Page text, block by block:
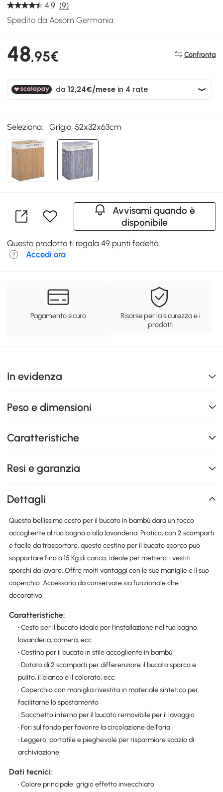
4.9 (9)
Spedito da Aosom Germania
48,95€ Confronta
Seleziona: Grigio, 52x32x63cm
Avvisami quando è
disponibile
Questo prodotto ti regala 49 punti fedeltà.
Accedi ora
Pagamento sicuro
Risorse per la sicurezza e i
prodotti
In evidenza
Peso e dimensioni
Caratteristiche
Resi e garanzia
Dettagli
Questo bellissimo cesto per il bucato in bambù darà un tocco
accogliente al tuo bagno o alla lavanderia. Pratico, con 2 scomparti
e facile da trasportare, questo cestino per il bucato sporco può
sopportare fino a 15 Kg di carico, ideale per metterci i vestiti
sporchi da lavare. Offre molti vantaggi con le sue maniglie e il suo
coperchio. Accessorio da conservare sia funzionale che
decorativo.
Caratteristiche:
• Cesto per il bucato ideale per l'installazione nel tuo bagno,
lavanderia, camera, ecc.
• Cestino per il bucato in stile accogliente in bambù
• Dotato di 2 scomparti per differenziare il bucato sporco e
pulito, il bianco e il colorato, ecc.
• Coperchio con maniglia rivestita in materiale sintetico per
facilitarne lo spostamento
• Sacchetto interno per il bucato removibile per il lavaggio
• Fori sul fondo per favorire la circolazione dell'aria
• Leggero, portatile e pieghevole per risparmiare spazio di
archiviazione
Dati tecnici:
• Colore principale: grigio effetto invecchiato